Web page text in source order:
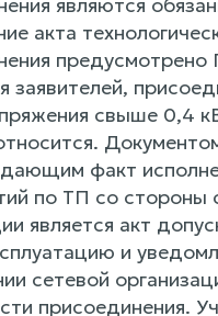
акта
заявителей,
свыше 0,4
факт
по ТП со стороны
является акт
и
сетевой
присоединения.